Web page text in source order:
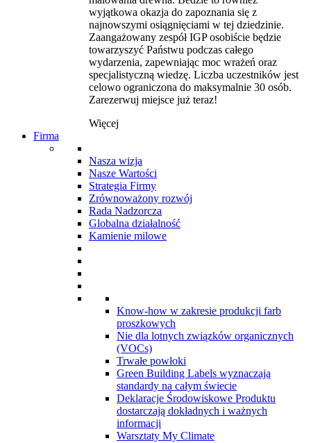
wyjątkowa okazja do zapoznania się z
najnowszymi osiągnięciami w tej dziedzinie.
Zaangażowany zespół IGP osobiście będzie
towarzyszyć Państwu podczas całego
wydarzenia, zapewniając moc wrażeń oraz
specjalistyczną wiedzę. Liczba uczestników jest
celowo ograniczona do maksymalnie 30 osób.
Zarezerwuj miejsce już teraz!
Więcej
Firma
Nasza wizja
Nasze Wartości
Strategia Firmy
Zrównoważony rozwój
Rada Nadzorcza
Globalna działalność
Kamienie milowe
Know-how w zakresie produkcji farb
proszkowych
Nie dla lotnych związków organicznych
(VOCs)
Trwałe powłoki
Green Building Labels wyznaczają
standardy na całym świecie
Deklaracje Środowiskowe Produktu
dostarczają dokładnych i ważnych
informacji
Warsztaty My Climate